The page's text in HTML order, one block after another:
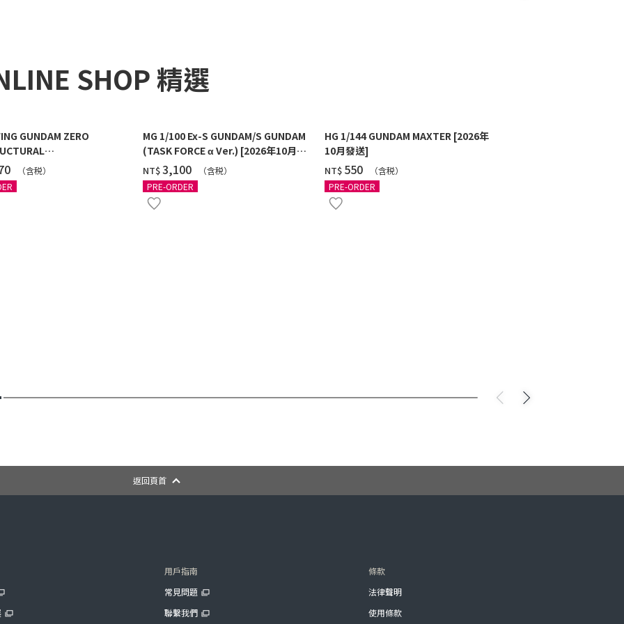
SHOP 精選
GUNDAM ZERO
BLACK] [2026年12月發送]
（含税）
MG 1/100 Ex-S GUNDAM/S GUNDAM
(TASK FORCE α Ver.) [2026年10月發
送]
NT$‌3,100
（含税）
PRE-ORDER
HG 1/144 GUNDAM MAXTER [2026年
10月發送]
NT$ ‌550
（含税）
PRE-ORDER
返回頁首
用戶指南
常見問題
聯繫我們
條款
法律聲明
使用條款